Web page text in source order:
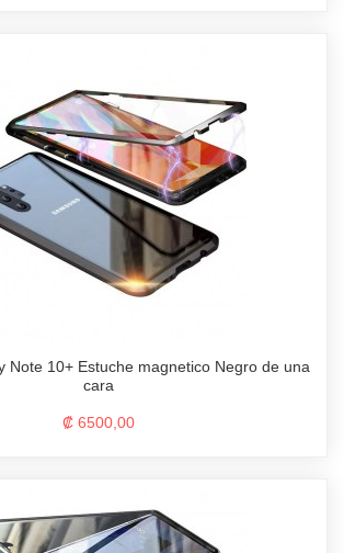
Note 10+ Estuche magnetico Negro de una
cara
₡ 6500,00